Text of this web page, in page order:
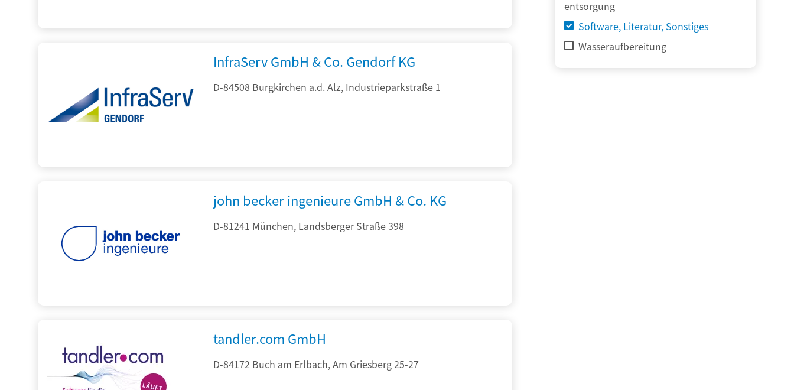
entsorgung
Software, Literatur, Sonstiges
Wasseraufbereitung
InfraServ GmbH & Co. Gendorf KG
D-84508 Burgkirchen a.d. Alz, Industrieparkstraße 1
john becker ingenieure GmbH & Co. KG
D-81241 München, Landsberger Straße 398
tandler.com GmbH
D-84172 Buch am Erlbach, Am Griesberg 25-27